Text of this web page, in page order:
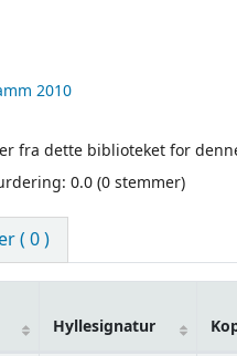
2010
fra dette biblioteket for
0.0 (0 stemmer)
( 0 )
Hyllesignatur